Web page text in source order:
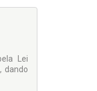
Lei
dando